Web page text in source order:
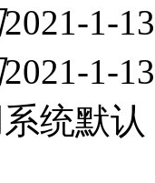
2021-1-
2021-1-
统默认